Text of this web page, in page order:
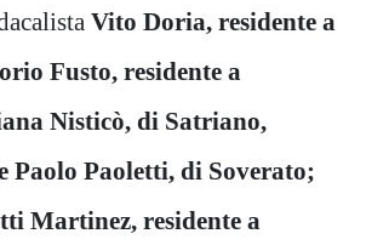
Vito Doria, residente a
Fusto, residente a
Nisticò, di Satriano,
Paolo Paoletti, di Soverato;
Martinez, residente a